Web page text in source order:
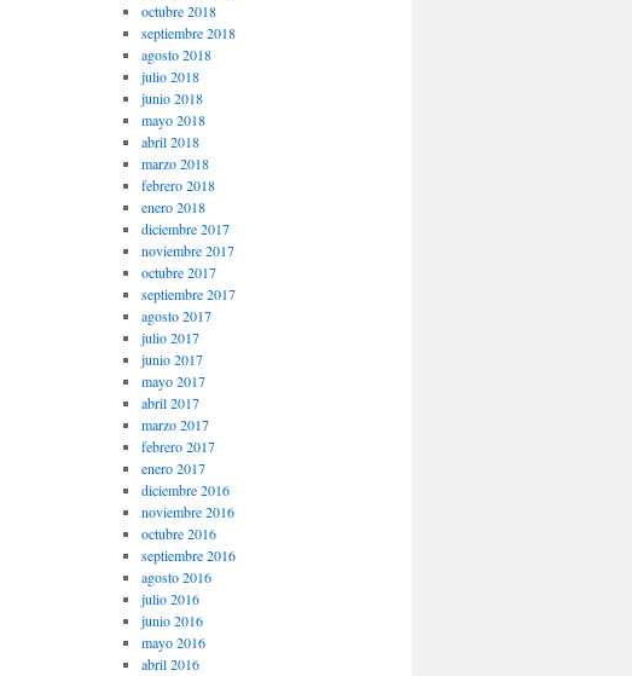
octubre 2018
septiembre 2018
agosto 2018
julio 2018
junio 2018
mayo 2018
abril 2018
marzo 2018
febrero 2018
enero 2018
diciembre 2017
noviembre 2017
octubre 2017
septiembre 2017
agosto 2017
julio 2017
junio 2017
mayo 2017
abril 2017
marzo 2017
febrero 2017
enero 2017
diciembre 2016
noviembre 2016
octubre 2016
septiembre 2016
agosto 2016
julio 2016
junio 2016
mayo 2016
abril 2016